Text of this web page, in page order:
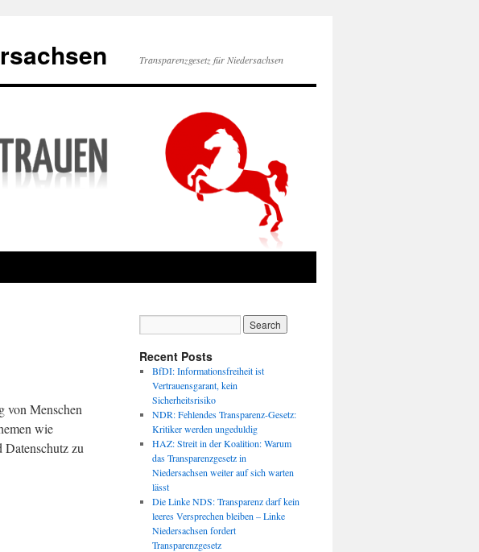
Transparenzgesetz für Niedersachsen
von Menschen
wie
zu
Recent Posts
BfDI: Informationsfreiheit ist
Vertrauensgarant, kein
Sicherheitsrisiko
NDR: Fehlendes Transparenz-Gesetz:
Kritiker werden ungeduldig
HAZ: Streit in der Koalition: Warum
das Transparenzgesetz in
Niedersachsen weiter auf sich warten
lässt
Die Linke NDS: Transparenz darf kein
leeres Versprechen bleiben – Linke
Niedersachsen fordert
Transparenzgesetz